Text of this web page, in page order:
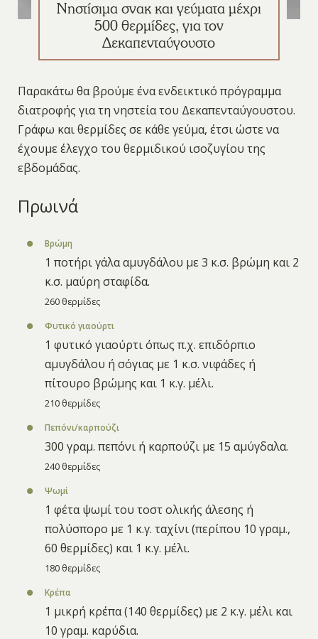
Νηστίσιμα σνακ και γεύματα μέχρι
500 θερμίδες, για τον
Δεκαπενταύγουστο
Παρακάτω θα βρούμε ένα ενδεικτικό πρόγραμμα
διατροφής για τη νηστεία του Δεκαπενταύγουστου.
Γράφω και θερμίδες σε κάθε γεύμα, έτσι ώστε να
έχουμε έλεγχο του θερμιδικού ισοζυγίου της
εβδομάδας.
Πρωινά
Βρώμη
1 ποτήρι γάλα αμυγδάλου με 3 κ.σ. βρώμη και 2
κ.σ. μαύρη σταφίδα.
260 θερμίδες
Φυτικό γιαούρτι
1 φυτικό γιαούρτι όπως π.χ. επιδόρπιο
αμυγδάλου ή σόγιας με 1 κ.σ. νιφάδες ή
πίτουρο βρώμης και 1 κ.γ. μέλι.
210 θερμίδες
Πεπόνι/καρπούζι
300 γραμ. πεπόνι ή καρπούζι με 15 αμύγδαλα.
240 θερμίδες
Ψωμί
1 φέτα ψωμί του τοστ ολικής άλεσης ή
πολύσπορο με 1 κ.γ. ταχίνι (περίπου 10 γραμ.,
60 θερμίδες) και 1 κ.γ. μέλι.
180 θερμίδες
Κρέπα
1 μικρή κρέπα (140 θερμίδες) με 2 κ.γ. μέλι και
10 γραμ. καρύδια.